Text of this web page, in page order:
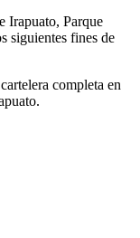
Irapuato, Parque
siguientes fines de
completa en